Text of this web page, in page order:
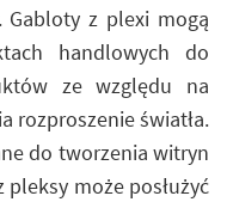
Gabloty z plexi mogą
handlowych do
ze względu na
rozproszenie światła.
do tworzenia witryn
może posłużyć